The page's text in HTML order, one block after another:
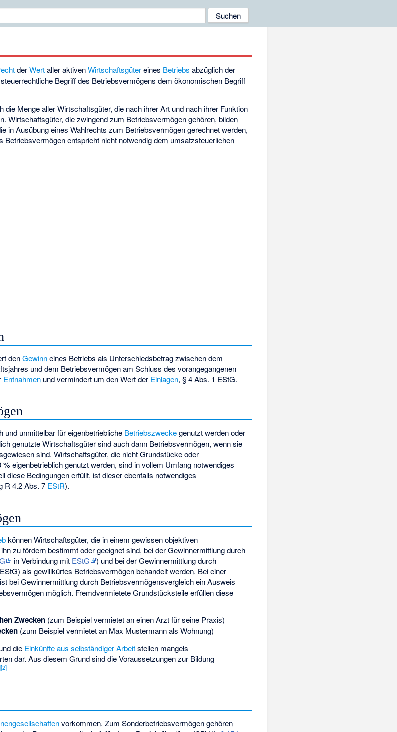
derWertaller aktivenWirtschaftsgütereines Betriebs abzüglich der
Begriff des Betriebsvermögens dem ökonomischen Begriff
Menge aller Wirtschaftsgüter, die nach ihrer Art und nach ihrer Funktion
Wirtschaftsgüter, die zwingend zum Betriebsvermögen gehören, bilden
in Ausübung eines Wahlrechts zum Betriebsvermögen gerechnet werden,
Betriebsvermögen entspricht nicht notwendig dem umsatzsteuerlichen
denGewinneines Betriebs als Unterschiedsbetrag zwischen dem
und dem Betriebsvermögen am Schluss des vorangegangenen
Entnahmen und vermindert um den Wert der Einlagen, § 4 Abs. 1 EStG.
unmittelbar für eigenbetriebliche Betriebszweckegenutzt werden oder
genutzte Wirtschaftsgüter sind auch dann Betriebsvermögen, wenn sie
sind. Wirtschaftsgüter, die nicht Grundstücke oder
eigenbetrieblich genutzt werden, sind in vollem Umfang notwendiges
diese Bedingungen erfüllt, ist dieser ebenfalls notwendiges
R 4.2 Abs. 7 EStR).
können Wirtschaftsgüter, die in einem gewissen objektiven
zu fördern bestimmt oder geeignet sind, bei der Gewinnermittlung durch
in Verbindung mit EStG
) und bei der Gewinnermittlung durch
als gewillkürtes Betriebsvermögen behandelt werden. Bei einer
bei Gewinnermittlung durch Betriebsvermögensvergleich ein Ausweis
möglich. Fremdvermietete Grundstücksteile erfüllen diese
Zwecken(zum Beispiel vermietet an einen Arzt für seine Praxis)
(zum Beispiel vermietet an Max Mustermann als Wohnung)
die Einkünfte aus selbständiger Arbeitstellen mangels
dar. Aus diesem Grund sind die Voraussetzungen zur Bildung
[2]
vorkommen. Zum Sonderbetriebsvermögen gehören